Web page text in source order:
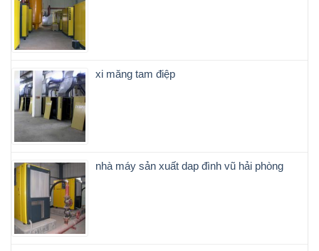
xi măng tam điệp
nhà máy sản xuất dap đình vũ hải phòng